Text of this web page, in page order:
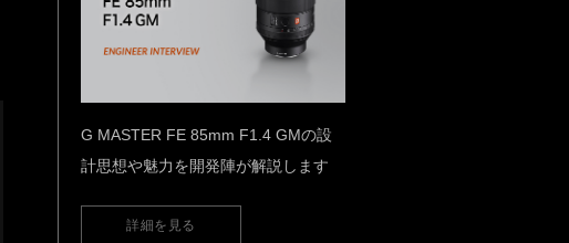
G MASTER FE 85mm F1.4 GMの設
計思想や魅力を開発陣が解説します
詳細を見る